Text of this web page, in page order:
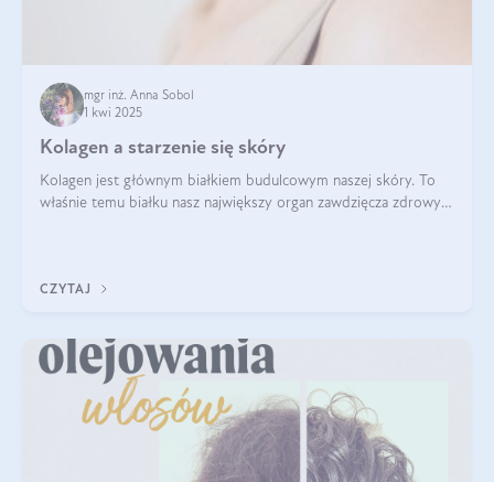
mgr inż. Anna Sobol
1 kwi 2025
Kolagen a starzenie się skóry
Kolagen jest głównym białkiem budulcowym naszej skóry. To
właśnie temu białku nasz największy organ zawdzięcza zdrowy
CZYTAJ